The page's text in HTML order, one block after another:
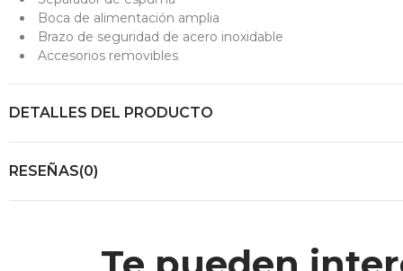
Boca de alimentación amplia
Brazo de seguridad de acero inoxidable
Accesorios removibles
DETALLES DEL PRODUCTO
RESEÑAS(0)